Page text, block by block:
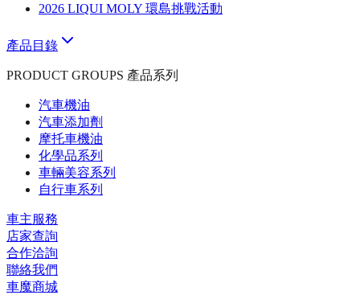
2026 LIQUI MOLY 環島挑戰活動
產品目錄
PRODUCT GROUPS 產品系列
汽車機油
汽車添加劑
摩托車機油
化學品系列
車輛美容系列
自行車系列
車主服務
店家查詢
合作洽詢
聯絡我們
車魔商城